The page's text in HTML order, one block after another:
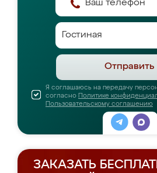
Отправить
Я соглашаюсь на передачу
согласно Политике
Пользовательскому соглашению
ЗАКАЗАТЬ